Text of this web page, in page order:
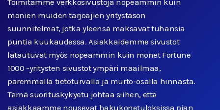
monien muiden tarjoajien yritystason
suunnitelmat, jotka yleensä maksavat tuhansia
puntia kuukaudessa. Asiakkaidemme sivustot
latautuvat myös nopeammin kuin monet Fortune
1000 -yritysten sivustot ympäri maailmaa,
paremmalla tietoturvalla ja murto-osalla hinnasta.
Tämä suorituskykyetu johtaa siihen, että
asiakkaamme nousevat hakukonetuloksissa pian